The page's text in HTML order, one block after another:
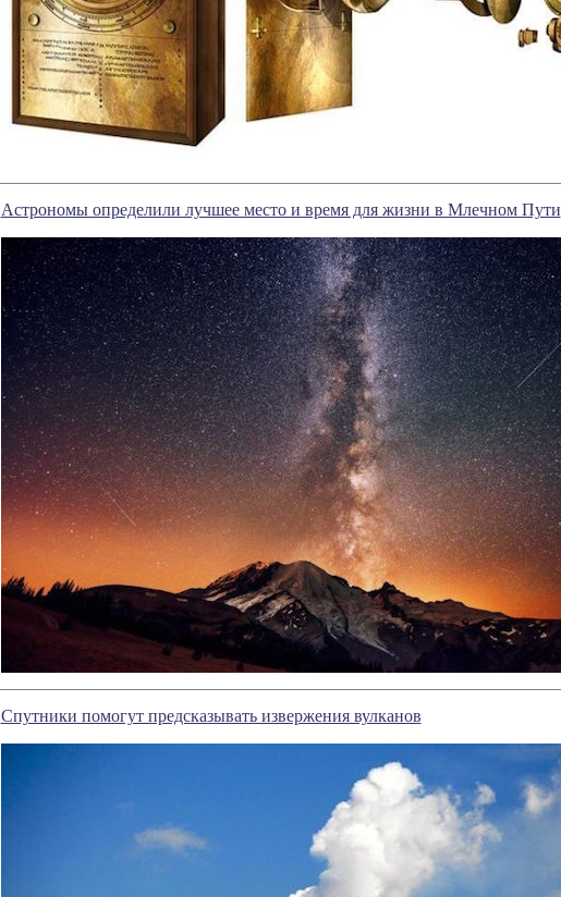
Астрономы определили лучшее место и время для жизни в Млечном Пути
Спутники помогут предсказывать извержения вулканов